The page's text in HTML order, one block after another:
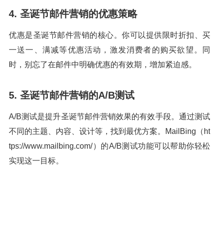
4. 圣诞节邮件营销的优惠策略
优惠是圣诞节邮件营销的核心。你可以提供限时折扣、买
一送一、满减等优惠活动，激发消费者的购买欲望。同
时，别忘了在邮件中明确优惠的有效期，增加紧迫感。
5. 圣诞节邮件营销的A/B测试
A/B测试是提升圣诞节邮件营销效果的有效手段。通过测试
不同的主题、内容、设计等，找到最优方案。MailBing（ht
tps://www.mailbing.com/）的A/B测试功能可以帮助你轻松
实现这一目标。